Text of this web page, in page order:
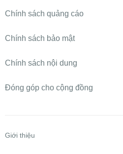
Chính sách quảng cáo
Chính sách bảo mật
Chính sách nội dung
Đóng góp cho cộng đồng
Giới thiệu